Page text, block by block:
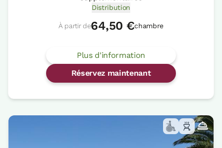
Distribution
À partir de64,50 €chambre
Plus d'information
Réservez maintenant